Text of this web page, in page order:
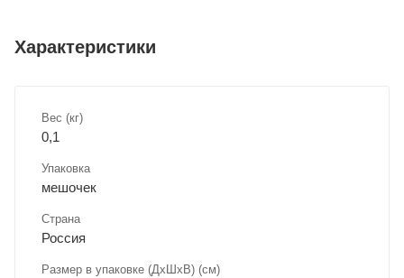
Характеристики
Вес (кг)
0,1
Упаковка
мешочек
Страна
Россия
Размер в упаковке (ДхШxВ) (см)